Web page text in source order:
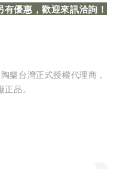
優惠，歡迎來訊洽詢！
樂台灣正式授權代理商，
品。